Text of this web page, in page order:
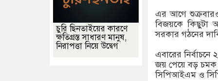
এর আগে
বিজয়কে কিছুটা
সরকার গঠনের
এবারের
জয় পেয়ে বড় চমক
সিপিআইএম ও
চুরি ছিনতাইয়ের কারণে
ক্ষতিগ্রস্ত সাধারণ মানুষ,
নিরাপত্তা নিয়ে উদ্বেগ